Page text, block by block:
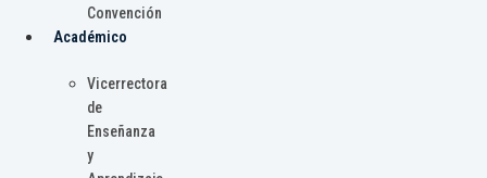
Convención
Académico
Vicerrectora
de
Enseñanza
y